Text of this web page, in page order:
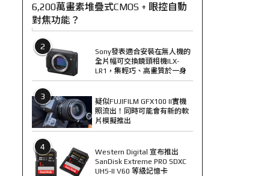
6,200萬畫素堆疊式CMOS + 眼控自動
對焦功能？
2
Sony發表適合安裝在無人機的
全片幅可交換鏡頭相機ILX-
LR1，集輕巧、高畫質於一身
3
疑似FUJIFILM GFX100 II實機
照流出！同時可能會有新的軟
片模擬推出
4
Western Digital 宣布推出
SanDisk Extreme PRO SDXC
UHS-II V60 等級記憶卡